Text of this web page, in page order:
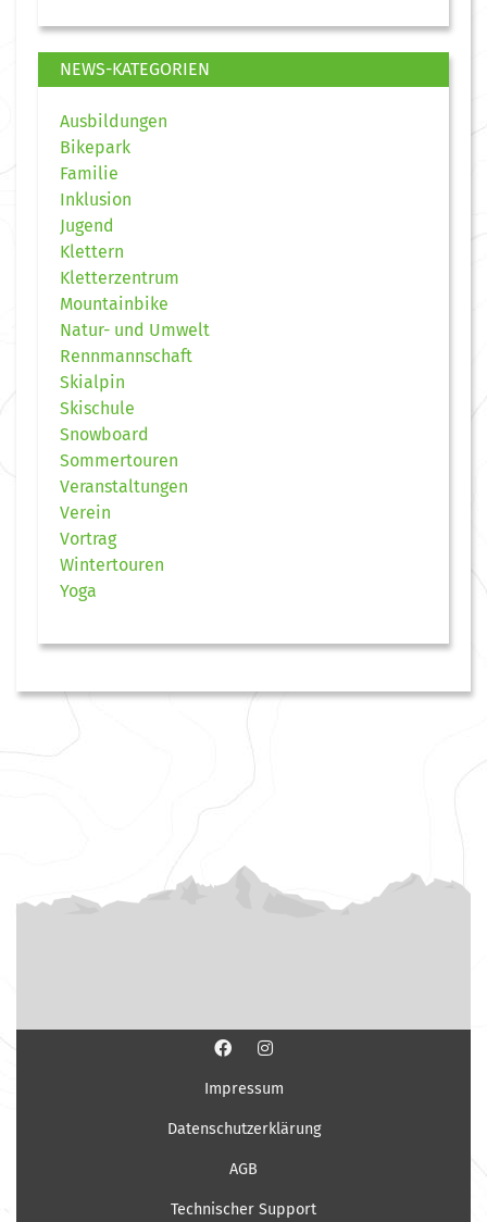
NEWS-KATEGORIEN
Ausbildungen
Bikepark
Familie
Inklusion
Jugend
Klettern
Kletterzentrum
Mountainbike
Natur- und Umwelt
Rennmannschaft
Skialpin
Skischule
Snowboard
Sommertouren
Veranstaltungen
Verein
Vortrag
Wintertouren
Yoga
Impressum
Datenschutzerklärung
AGB
Technischer Support